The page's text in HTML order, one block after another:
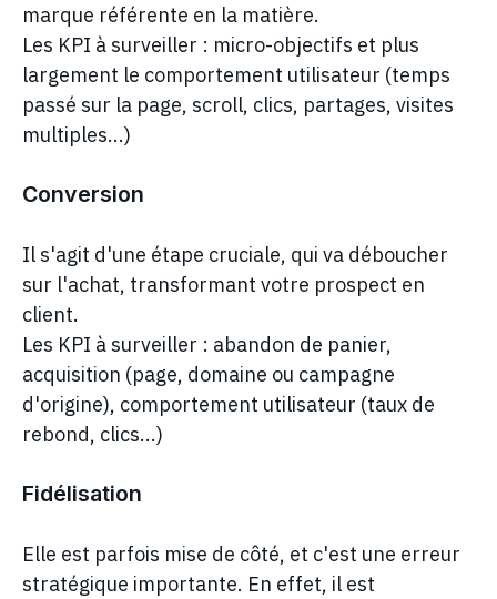
marque référente en la matière.
Les KPI à surveiller : micro-objectifs et plus
largement le comportement utilisateur (temps
passé sur la page, scroll, clics, partages, visites
multiples...)
Conversion
Il s'agit d'une étape cruciale, qui va déboucher
sur l'achat, transformant votre prospect en
client.
Les KPI à surveiller : abandon de panier,
acquisition (page, domaine ou campagne
d'origine), comportement utilisateur (taux de
rebond, clics...)
Fidélisation
Elle est parfois mise de côté, et c'est une erreur
stratégique importante. En effet, il est